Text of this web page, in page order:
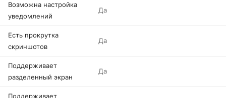
Возможна настройка
уведомлений
Да
Есть прокрутка
скриншотов
Да
Поддерживает
разделенный экран
Да
Поддерживает